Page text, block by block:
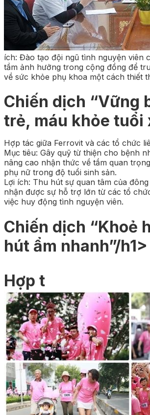
ích: Đào tạo đội ngũ tình nguyện viên
tầm ảnh hưởng trong cộng đồng để
về sức khỏe phụ khoa một cách thiết
Chiến dịch “Vững
trẻ, máu khỏe tuổi
Hợp tác giữa Ferrovit và các tổ chức
Mục tiêu: Gây quỹ từ thiện cho bệnh
nâng cao nhận thức về tầm quan
phụ nữ trong độ tuổi sinh sản.
Lợi ích: Thu hút sự quan tâm của
nhận được sự hỗ trợ lớn từ các tổ
việc huy động tình nguyện viên.
Chiến dịch “Khoẻ
hút ẩm nhanh”/h1>
Hợp t